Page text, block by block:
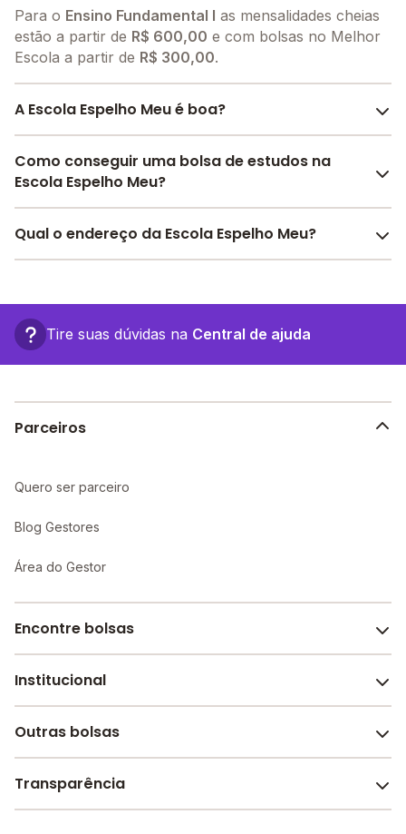
Para o Ensino Fundamental I as mensalidades cheias
estão a partir de R$ 600,00 e com bolsas no Melhor
Escola a partir de R$ 300,00.
A Escola Espelho Meu é boa?
A Escola Espelho Meu é bem avaliada por pais,
alunos e funcionários da escola, com uma
avaliação
A escola recebeu avaliação de5.0emparticipação
da comunidade,5.0emestrutura física,5.0em
motivação dos estudantes.
Confira aqui
as avaliações feitas por alunos, pais e
funcionários da escola.
Como conseguir uma bolsa de estudos na
Escola Espelho Meu?
O Melhor Escola oferece descontos para a Escola
Qual o endereço da Escola Espelho Meu?
Da Silva, 08 - Salvador - BA.
Tire suas dúvidas na Central de ajuda
Parceiros
Quero ser parceiro
Blog Gestores
Área do Gestor
Encontre bolsas
Melhores escolas de São Paulo
Escolas por cidade e bairro
Institucional
Sobre o Melhor Escola
Revista Melhor Escola
Outras bolsas
Faculdades e universidades
Transparência